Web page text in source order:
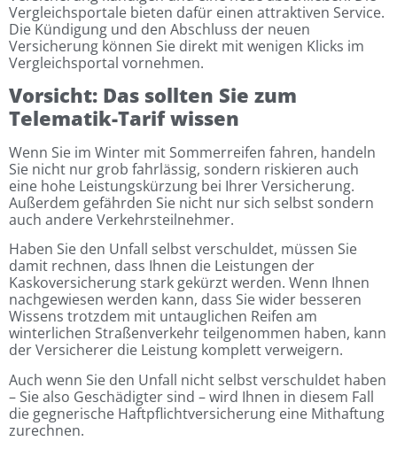
Vergleichsportale bieten dafür einen attraktiven Service.
Die Kündigung und den Abschluss der neuen
Versicherung können Sie direkt mit wenigen Klicks im
Vergleichsportal vornehmen.
Vorsicht: Das sollten Sie zum
Telematik-Tarif wissen
Wenn Sie im Winter mit Sommerreifen fahren, handeln
Sie nicht nur grob fahrlässig, sondern riskieren auch
eine hohe Leistungskürzung bei Ihrer Versicherung.
Außerdem gefährden Sie nicht nur sich selbst sondern
auch andere Verkehrsteilnehmer.
Haben Sie den Unfall selbst verschuldet, müssen Sie
damit rechnen, dass Ihnen die Leistungen der
Kaskoversicherung stark gekürzt werden. Wenn Ihnen
nachgewiesen werden kann, dass Sie wider besseren
Wissens trotzdem mit untauglichen Reifen am
winterlichen Straßenverkehr teilgenommen haben, kann
der Versicherer die Leistung komplett verweigern.
Auch wenn Sie den Unfall nicht selbst verschuldet haben
– Sie also Geschädigter sind – wird Ihnen in diesem Fall
die gegnerische Haftpflichtversicherung eine Mithaftung
zurechnen.